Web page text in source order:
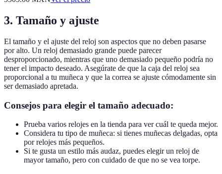
3. Tamaño y ajuste
El tamaño y el ajuste del reloj son aspectos que no deben pasarse
por alto. Un reloj demasiado grande puede parecer
desproporcionado, mientras que uno demasiado pequeño podría no
tener el impacto deseado. Asegúrate de que la caja del reloj sea
proporcional a tu muñeca y que la correa se ajuste cómodamente sin
ser demasiado apretada.
Consejos para elegir el tamaño adecuado:
Prueba varios relojes en la tienda para ver cuál te queda mejor.
Considera tu tipo de muñeca: si tienes muñecas delgadas, opta
por relojes más pequeños.
Si te gusta un estilo más audaz, puedes elegir un reloj de
mayor tamaño, pero con cuidado de que no se vea torpe.